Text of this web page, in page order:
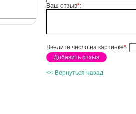
Ваш отзыв*:
Введите число на картинке*:
<< Вернуться назад